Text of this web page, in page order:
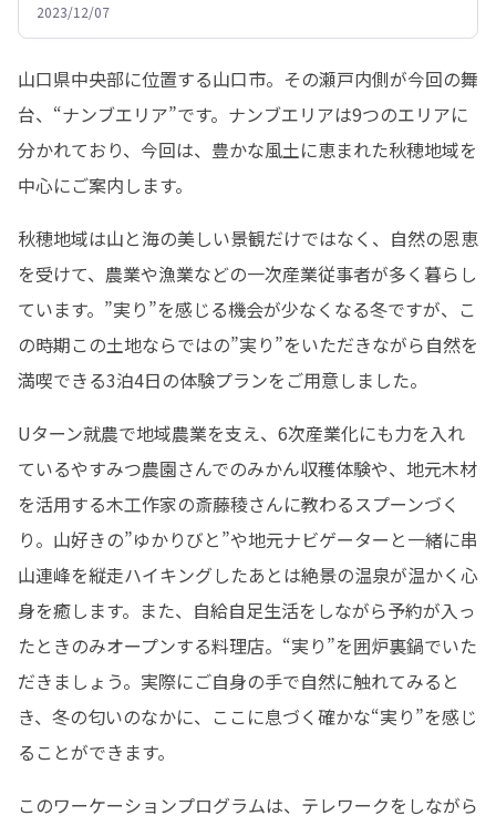
2023/12/07
山口県中央部に位置する山口市。その瀬戸内側が今回の舞
台、“ナンブエリア”です。ナンブエリアは9つのエリアに
分かれており、今回は、豊かな風土に恵まれた秋穂地域を
中心にご案内します。
秋穂地域は山と海の美しい景観だけではなく、自然の恩恵
を受けて、農業や漁業などの一次産業従事者が多く暮らし
ています。”実り”を感じる機会が少なくなる冬ですが、こ
の時期この土地ならではの”実り”をいただきながら自然を
満喫できる3泊4日の体験プランをご用意しました。
Uターン就農で地域農業を支え、6次産業化にも力を入れ
ているやすみつ農園さんでのみかん収穫体験や、地元木材
を活用する木工作家の斎藤稜さんに教わるスプーンづく
り。山好きの”ゆかりびと”や地元ナビゲーターと一緒に串
山連峰を縦走ハイキングしたあとは絶景の温泉が温かく心
身を癒します。また、自給自足生活をしながら予約が入っ
たときのみオープンする料理店。“実り”を囲炉裏鍋でいた
だきましょう。実際にご自身の手で自然に触れてみると
き、冬の匂いのなかに、ここに息づく確かな“実り”を感じ
ることができます。
このワーケーションプログラムは、テレワークをしながら